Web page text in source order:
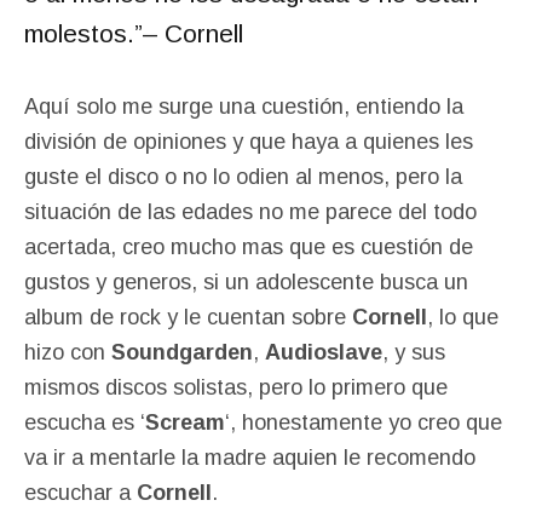
molestos.”– Cornell
Aquí solo me surge una cuestión, entiendo la
división de opiniones y que haya a quienes les
guste el disco o no lo odien al menos, pero la
situación de las edades no me parece del todo
acertada, creo mucho mas que es cuestión de
gustos y generos, si un adolescente busca un
album de rock y le cuentan sobre Cornell , lo que
hizo con Soundgarden, Audioslave, y sus
mismos discos solistas, pero lo primero que
escucha es ‘Scream‘, honestamente yo creo que
va ir a mentarle la madre aquien le recomendo
escuchar a Cornell .